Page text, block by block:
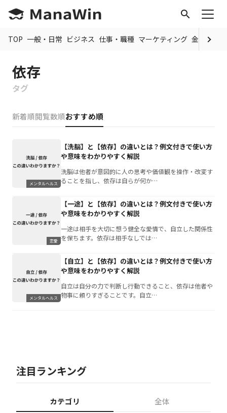
search
TOP 一般・日常 ビジネス 仕事・職種 マーケティング 金融 制度
依存
タグ
新着順閲覧数順おすすめ順
メンタルヘルス
【洗脳】と【依存】の違いとは？例文付きで使い方
や意味をわかりやすく解説
洗脳は他者が意図的に人の思考や価値観を操作・改変す
ることを指し、依存は自らが何か…
恋愛
【一途】と【依存】の違いとは？例文付きで使い方
や意味をわかりやすく解説
一途は相手を大切に想う健全な愛情で、自立した関係性
を保ちます。依存は相手なしでは…
メンタルヘルス
【自立】と【依存】の違いとは？例文付きで使い方
や意味をわかりやすく解説
自立は自分の力で判断し行動できること、依存は他者や
物事に頼りすぎることです。自立…
注目ランキング
カテゴリ 全体